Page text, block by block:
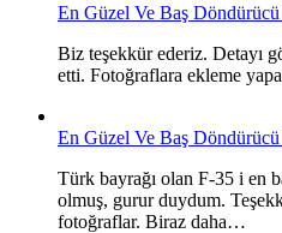
En Güzel Ve Baş
Biz teşekkür ederiz. Detayı
etti. Fotoğraflara ekleme
En Güzel Ve Baş
Türk bayrağı olan F-35 i en
olmuş, gurur duydum.
fotoğraflar. Biraz daha…